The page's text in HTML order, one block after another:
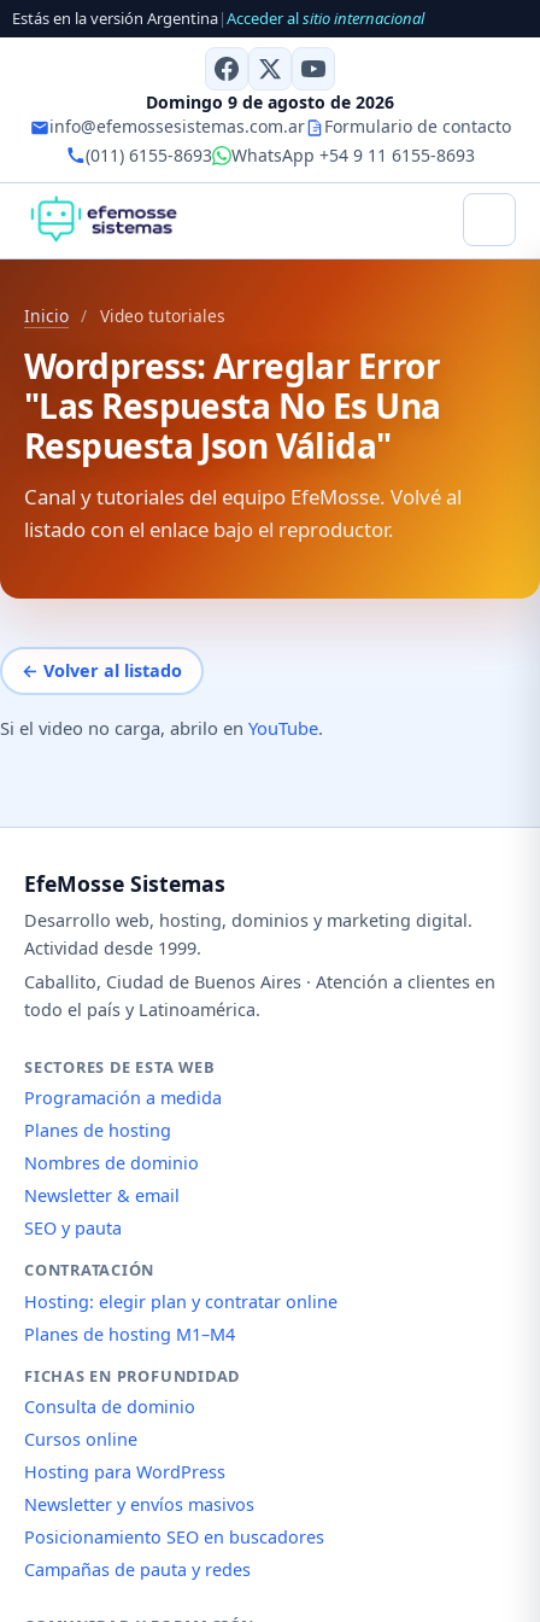
Estás en la versión Argentina|Acceder alsitio internacional
Domingo 9 de agosto de 2026
info@efemossesistemas.com.ar
Formulario de contacto
(011) 6155-8693
WhatsApp +54 9 11 6155-8693
Inicio / Video tutoriales
Wordpress: Arreglar Error
"Las Respuesta No Es Una
Respuesta Json Válida"
Canal y tutoriales del equipo EfeMosse. Volvé al
listado con el enlace bajo el reproductor.
← Volver al listado
Si el video no carga, abrilo en YouTube.
EfeMosse Sistemas
Desarrollo web, hosting, dominios y marketing digital.
Actividad desde 1999.
Caballito, Ciudad de Buenos Aires · Atención a clientes en
todo el país y Latinoamérica.
SECTORES DE ESTA WEB
Programación a medida
Planes de hosting
Nombres de dominio
Newsletter & email
SEO y pauta
CONTRATACIÓN
Hosting: elegir plan y contratar online
Planes de hosting M1–M4
FICHAS EN PROFUNDIDAD
Consulta de dominio
Cursos online
Hosting para WordPress
Newsletter y envíos masivos
Posicionamiento SEO en buscadores
Campañas de pauta y redes